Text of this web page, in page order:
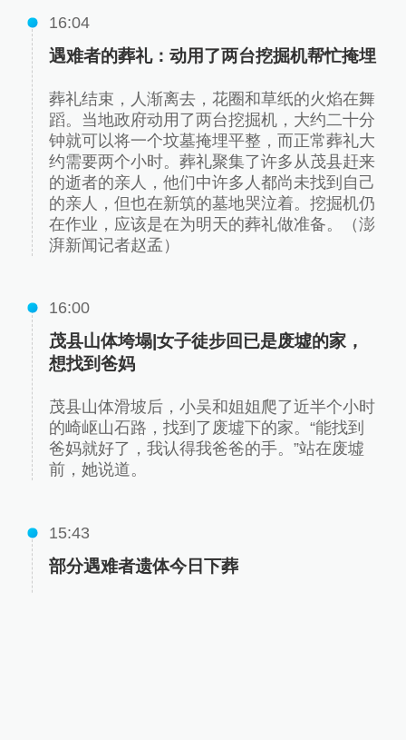
16:04
遇难者的葬礼：动用了两台挖掘机帮忙掩埋
葬礼结束，人渐离去，花圈和草纸的火焰在舞
蹈。当地政府动用了两台挖掘机，大约二十分
钟就可以将一个坟墓掩埋平整，而正常葬礼大
约需要两个小时。葬礼聚集了许多从茂县赶来
的逝者的亲人，他们中许多人都尚未找到自己
的亲人，但也在新筑的墓地哭泣着。挖掘机仍
在作业，应该是在为明天的葬礼做准备。（澎
湃新闻记者赵孟）
16:00
茂县山体垮塌|女子徒步回已是废墟的家，
想找到爸妈
茂县山体滑坡后，小吴和姐姐爬了近半个小时
的崎岖山石路，找到了废墟下的家。“能找到
爸妈就好了，我认得我爸爸的手。”站在废墟
前，她说道。
15:43
部分遇难者遗体今日下葬